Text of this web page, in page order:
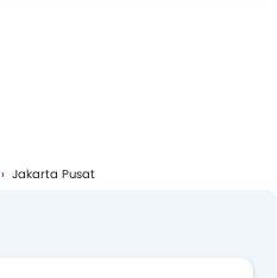
Jakarta Pusat